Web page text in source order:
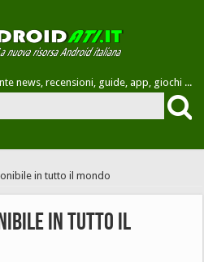
news, recensioni, guide, app, giochi ...
in tutto il mondo
in tutto il